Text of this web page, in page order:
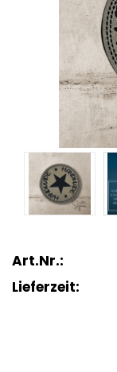
Art.Nr.:
Lieferzeit: